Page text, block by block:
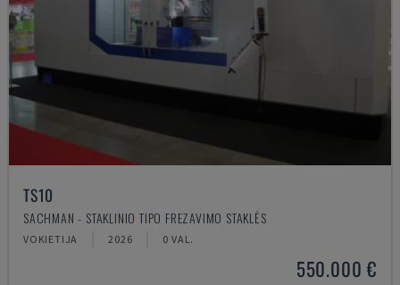
TS10
SACHMAN - STAKLINIO TIPO FREZAVIMO STAKLĖS
VOKIETIJA 2026 0 VAL.
550.000 €